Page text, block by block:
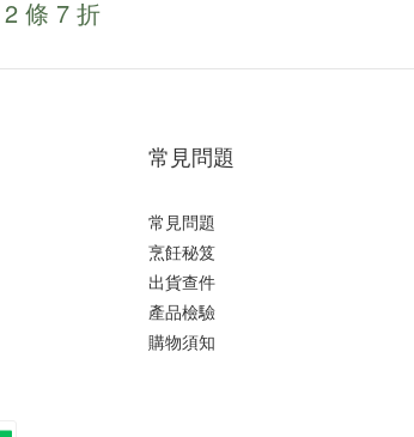
條 7 折
常見問題
常見問題
烹飪秘笈
出貨查件
產品檢驗
購物須知